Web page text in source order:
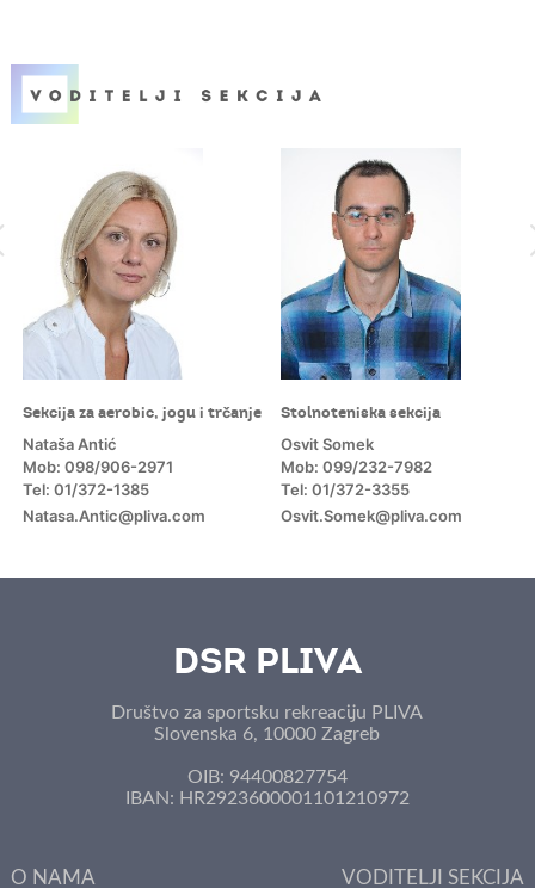
Sekcija za aerobic, jogu i trčanje
Nataša Antić
Mob: 098/906-2971
Tel: 01/372-1385
Natasa.Antic@pliva.com
Stolnoteniska sekcija
Osvit Somek
Mob: 099/232-7982
Tel: 01/372-3355
Osvit.Somek@pliva.com
DSR PLIVA
Društvo za sportsku rekreaciju PLIVA
Slovenska 6, 10000 Zagreb
OIB: 94400827754
IBAN: HR2923600001101210972
O NAMA VODITELJI SEKCIJA